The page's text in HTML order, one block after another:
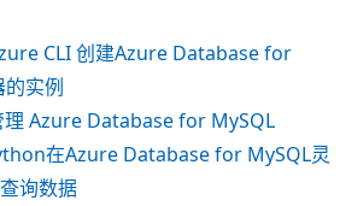
CLI 创建Azure Database for
的实例
Azure Database for MySQL
在Azure Database for MySQL灵
询数据